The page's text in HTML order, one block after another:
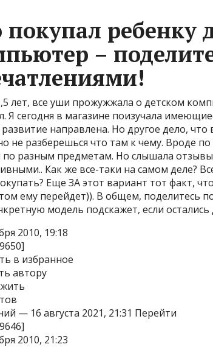
покупал ребенку
–
лет, все уши прожужжала о детском
Я сегодня в магазине поизучала
развитие направлена. Но другое дело,
не разберешься что там к чему. Вроде
по разным предметам. Но слышала
Как же все-таки на самом деле?
Еще ЗА этот вариант тот факт,
ему перейдет)). В общем, поделитесь
модель подскажет, если
2010, 19:18
в избранное
автору
— 16 августа 2021, 21:31 Перейти
2010, 21:23